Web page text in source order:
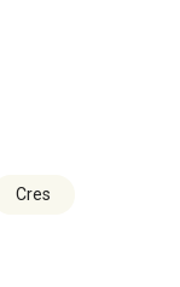
Cres